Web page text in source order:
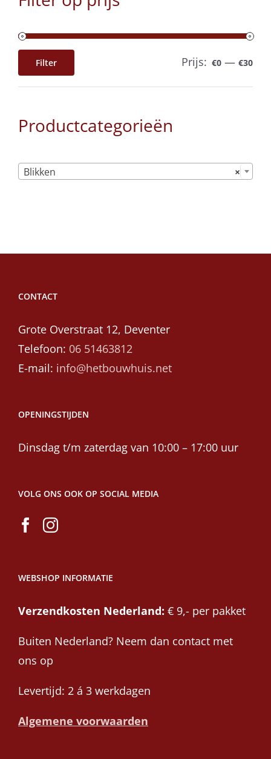
Min.
prijs
Max.
prijs
Filter Prijs: €0 —€30
Productcategorieën
×
Blikken
CONTACT
Grote Overstraat 12, Deventer
Telefoon: 06 51463812
E-mail: info@hetbouwhuis.net
OPENINGSTIJDEN
Dinsdag t/m zaterdag van 10:00 – 17:00 uur
VOLG ONS OOK OP SOCIAL MEDIA
WEBSHOP INFORMATIE
Verzendkosten Nederland: € 9,- per pakket
Buiten Nederland? Neem dan contact met
ons op
Levertijd: 2 á 3 werkdagen
Algemene voorwaarden